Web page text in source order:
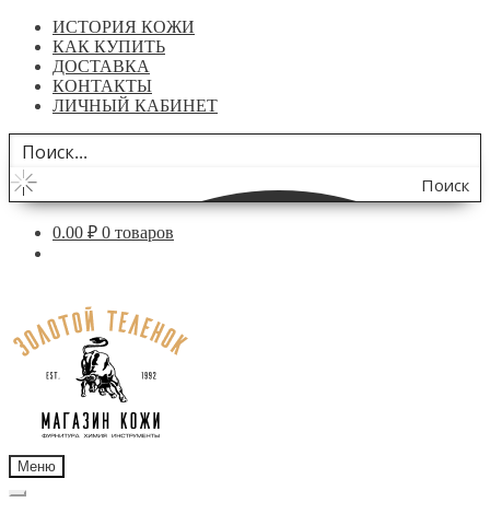
ИСТОРИЯ КОЖИ
КАК КУПИТЬ
ДОСТАВКА
КОНТАКТЫ
ЛИЧНЫЙ КАБИНЕТ
Поиск
по
0.00 ₽ 0 товаров
навигации
содержимому
Меню